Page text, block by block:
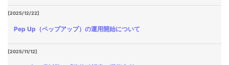
[2025/12/22]
Pep Up（ペップアップ）の運用開始について
[2025/11/12]